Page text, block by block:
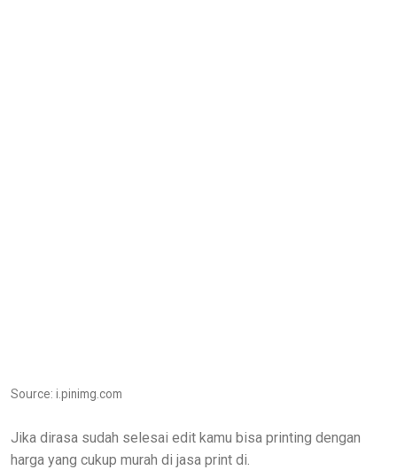
Source: i.pinimg.com
Jika dirasa sudah selesai edit kamu bisa printing dengan
harga yang cukup murah di jasa print di.